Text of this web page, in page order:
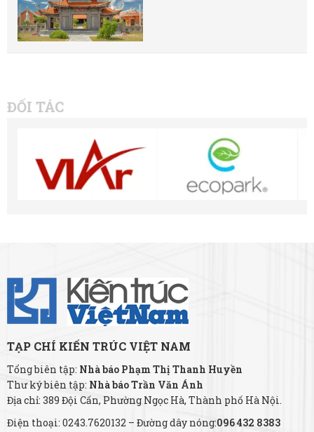
ĐỐI TÁC
TẠP CHÍ KIẾN TRÚC VIỆT NAM
Tổng biên tập: Nhà báo Phạm Thị Thanh Huyền
Thư ký biên tập: Nhà báo Trần Văn Ánh
Địa chỉ: 389 Đội Cấn, Phường Ngọc Hà, Thành phố Hà Nội.
Điện thoại: 0243.7620132 – Đường dây nóng:096 432 8383